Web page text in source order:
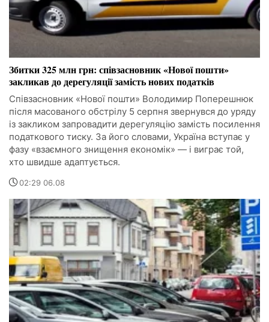
Збитки 325 млн грн: співзасновник «Нової пошти»
закликав до дерегуляції замість нових податків
Співзасновник «Нової пошти» Володимир Поперешнюк
після масованого обстрілу 5 серпня звернувся до уряду
із закликом запровадити дерегуляцію замість посилення
податкового тиску. За його словами, Україна вступає у
фазу «взаємного знищення економік» — і виграє той,
хто швидше адаптується.
02:29 06.08